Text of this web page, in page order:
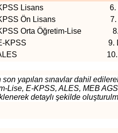
KPSS Lisans 6.
KPSS Ön Lisans 7.
Orta Öğretim-
E-KPSS 9.
ALES 10.
yapılan sınavlar dahil
Lise, E-KPSS, ALES, MEB
detaylı şekilde